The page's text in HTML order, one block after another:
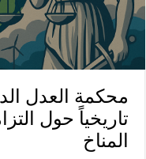
محكمة العدل
تاريخياً حول
المناخ